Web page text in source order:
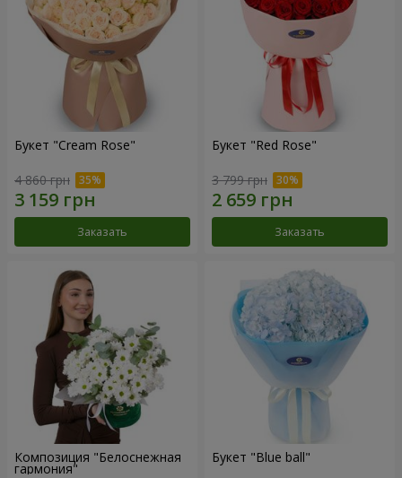
Букет "Cream Rose"
4 860 грн
Заказать
Букет "Red Rose"
3 799 грн
Заказать
Композиция "Белоснежная
гармония"
Букет "Blue ball"